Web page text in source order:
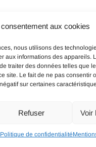
aux cookies
nous utilisons des
aux informations des appareils.
traiter des données telles que
site. Le fait de ne pas consentir
sur certaines
Refuser Voir
Politique de confidentialité